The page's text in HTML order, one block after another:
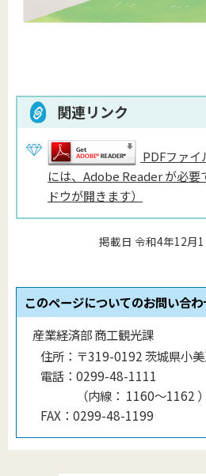
関連リンク
PDFファ
には、Adobe Reader が必要
ドウが開きます）
掲載日 令和4年12月1
このページについてのお問い合
産業経済部 商工観光課
住所： 〒319-0192 茨城県小
電話： 0299-48-1111
（内線 ： 1160〜1162 ）
FAX： 0299-48-1199